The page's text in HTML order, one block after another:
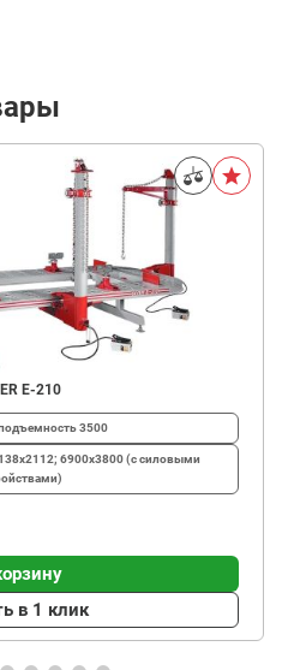
E-210
3500
6900х3800 (с силовыми
в 1 клик